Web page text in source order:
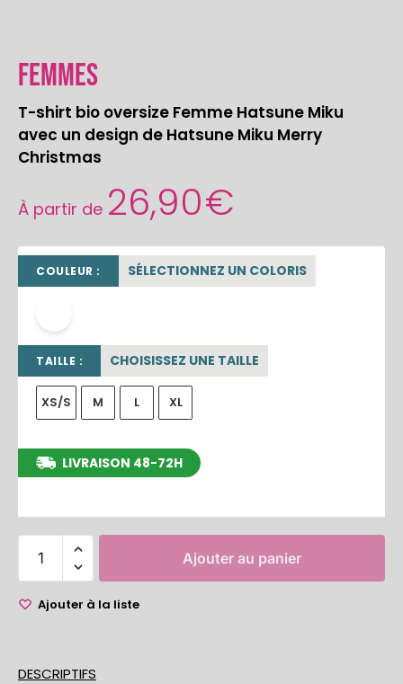
Femmes
T-shirt bio oversize Femme Hatsune Miku
avec un design de Hatsune Miku Merry
Christmas
À partir de 26,90€
COULEUR : SÉLECTIONNEZ UN COLORIS
TAILLE : CHOISISSEZ UNE TAILLE
XS/S M L XL
LIVRAISON 48-72H
Ajouter au panier
Ajouter à la liste
DESCRIPTIFS